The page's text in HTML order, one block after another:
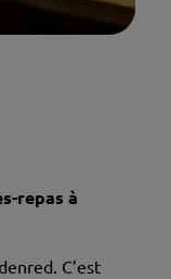
repas à
C’est